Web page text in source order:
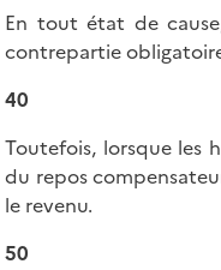
En tout état de
contrepartie
40
Toutefois, lorsque les
du repos
le revenu.
50